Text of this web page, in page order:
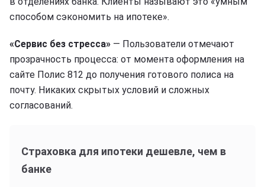
способом сэкономить на ипотеке».
«Сервис без стресса» — Пользователи отмечают
прозрачность процесса: от момента оформления на
сайте Полис 812 до получения готового полиса на
почту. Никаких скрытых условий и сложных
согласований.
Страховка для ипотеки дешевле, чем в
банке